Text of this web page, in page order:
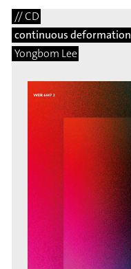
// CD
continuous deformation
Yongbom Lee